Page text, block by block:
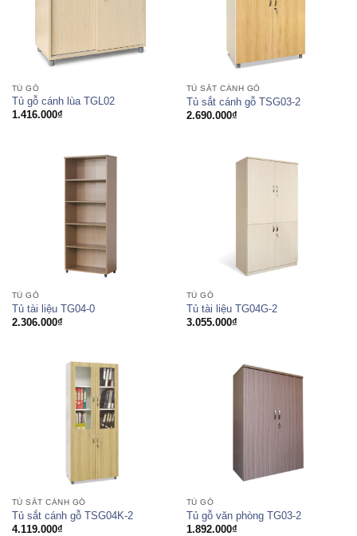
TỦ GỖ
Tủ gỗ cánh lùa TGL02
1.416.000₫
TỦ SẮT CÁNH GỖ
Tủ sắt cánh gỗ TSG03-2
2.690.000₫
TỦ GỖ
Tủ tài liệu TG04-0
2.306.000₫
TỦ GỖ
Tủ tài liệu TG04G-2
3.055.000₫
TỦ SẮT CÁNH GỖ
Tủ sắt cánh gỗ TSG04K-2
4.119.000₫
TỦ GỖ
Tủ gỗ văn phòng TG03-2
1.892.000₫